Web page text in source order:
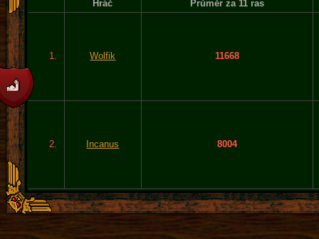
Hráč Průměr za 11 ras
1. Wolfik 11668
2. Incanus 8004